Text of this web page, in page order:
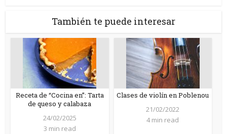
También te puede interesar
Receta de “Cocina en”: Tarta
de queso y calabaza
24/02/2025
3 min read
Clases de violín en Poblenou
21/02/2022
4 min read